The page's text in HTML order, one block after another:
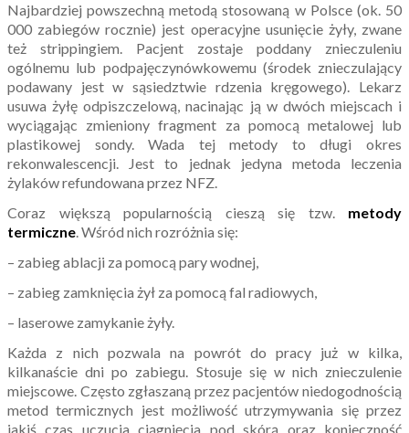
Najbardziej powszechną metodą stosowaną w Polsce (ok. 50
000 zabiegów rocznie) jest operacyjne usunięcie żyły, zwane
też strippingiem. Pacjent zostaje poddany znieczuleniu
ogólnemu lub podpajęczynówkowemu (środek znieczulający
podawany jest w sąsiedztwie rdzenia kręgowego). Lekarz
usuwa żyłę odpiszczelową, nacinając ją w dwóch miejscach i
wyciągając zmieniony fragment za pomocą metalowej lub
plastikowej sondy. Wada tej metody to długi okres
rekonwalescencji. Jest to jednak jedyna metoda leczenia
żylaków refundowana przez NFZ.
Coraz większą popularnością cieszą się tzw. metody
termiczne. Wśród nich rozróżnia się:
– zabieg ablacji za pomocą pary wodnej,
– zabieg zamknięcia żył za pomocą fal radiowych,
– laserowe zamykanie żyły.
Każda z nich pozwala na powrót do pracy już w kilka,
kilkanaście dni po zabiegu. Stosuje się w nich znieczulenie
miejscowe. Często zgłaszaną przez pacjentów niedogodnością
metod termicznych jest możliwość utrzymywania się przez
jakiś czas uczucia ciągnięcia pod skórą oraz konieczność